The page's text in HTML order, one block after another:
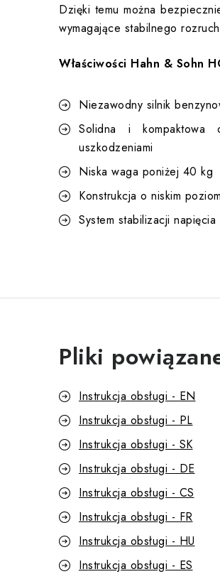
Dzięki temu można
wymagające stabilnego
Właściwości Hahn & Sohn
Niezawodny silnik
Solidna i kompaktowa
uszkodzeniami
Niska waga poniżej 40 kg
Konstrukcja o niskim
System stabilizacji napięcia
Pliki
Instrukcja obsługi - EN
Instrukcja obsługi - PL
Instrukcja obsługi - SK
Instrukcja obsługi - DE
Instrukcja obsługi - CS
Instrukcja obsługi - FR
Instrukcja obsługi - HU
Instrukcja obsługi - ES